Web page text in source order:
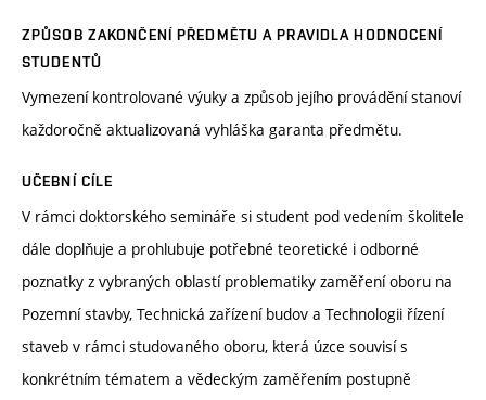
ZPŮSOB ZAKONČENÍ PŘEDMĚTU A PRAVIDLA HODNOCENÍ
STUDENTŮ
Vymezení kontrolované výuky a způsob jejího provádění stanoví
každoročně aktualizovaná vyhláška garanta předmětu.
UČEBNÍ CÍLE
V rámci doktorského semináře si student pod vedením školitele
dále doplňuje a prohlubuje potřebné teoretické i odborné
poznatky z vybraných oblastí problematiky zaměření oboru na
Pozemní stavby, Technická zařízení budov a Technologii řízení
staveb v rámci studovaného oboru, která úzce souvisí s
konkrétním tématem a vědeckým zaměřením postupně